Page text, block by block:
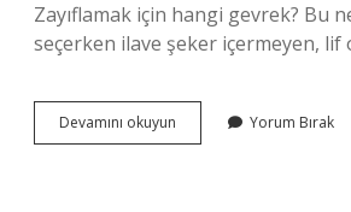
Zayıflamak için hangi gevrek? Bu
seçerken ilave şeker içermeyen, lif
Devamını okuyun
Almak
Yorum Bırak